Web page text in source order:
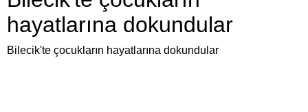
hayatlarına dokundular
Bilecik'te çocukların hayatlarına dokundular